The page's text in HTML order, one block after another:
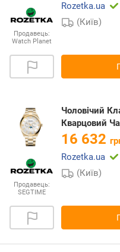
Продавець:
Watch Planet
Rozetka.ua
(Київ)
Продавець:
SEGTIME
Чоловічий
Кварцовий
16 632
Rozetka.ua
(Київ)